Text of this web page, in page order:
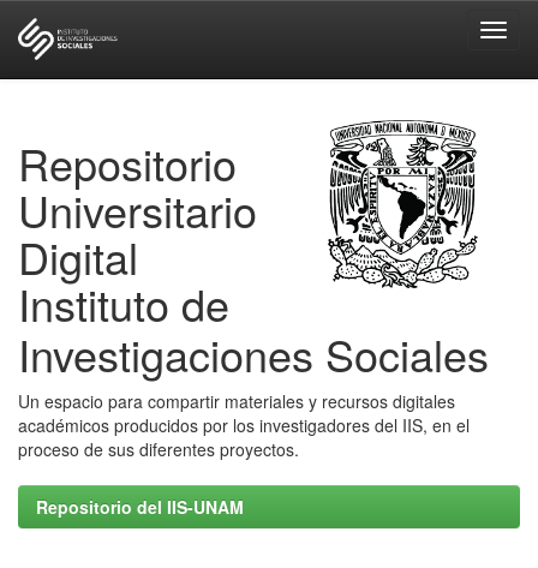
Repositorio
Universitario
Digital
Instituto de
Investigaciones Sociales
Un espacio para compartir materiales y recursos digitales
académicos producidos por los investigadores del IIS, en el
proceso de sus diferentes proyectos.
Repositorio del IIS-UNAM